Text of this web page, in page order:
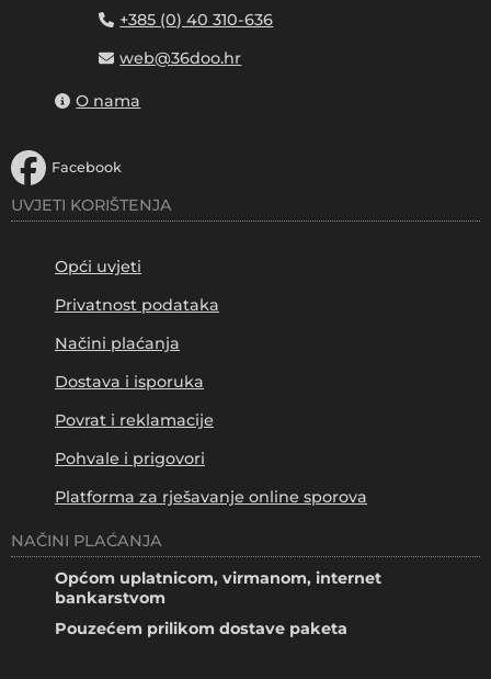
+385 (0) 40 310-636
web@36doo.hr
O nama
Facebook
UVJETI KORIŠTENJA
Opći uvjeti
Privatnost podataka
Načini plaćanja
Dostava i isporuka
Povrat i reklamacije
Pohvale i prigovori
Platforma za rješavanje online sporova
NAČINI PLAĆANJA
Općom uplatnicom, virmanom, internet
bankarstvom
Pouzećem prilikom dostave paketa